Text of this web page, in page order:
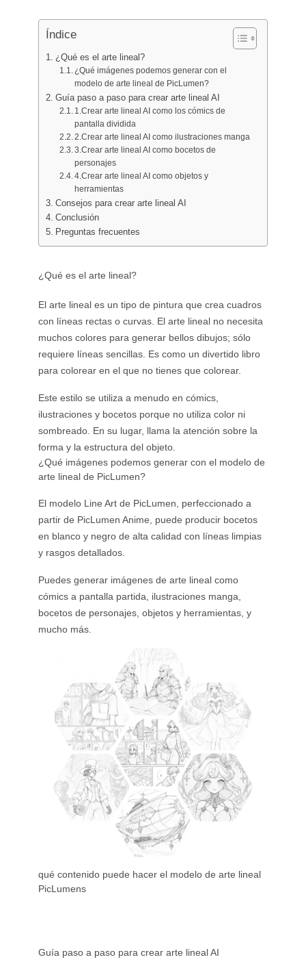
Generador de avatares con IA
Generador de poses con IA
Índice
¿Qué es el arte lineal?
¿Qué imágenes podemos generar con el
modelo de arte lineal de PicLumen?
Guía paso a paso para crear arte lineal AI
1.Crear arte lineal AI como los cómics de
pantalla dividida
2.Crear arte lineal AI como ilustraciones manga
3.Crear arte lineal AI como bocetos de
personajes
4.Crear arte lineal AI como objetos y
herramientas
Consejos para crear arte lineal AI
Conclusión
Preguntas frecuentes
¿Qué es el arte lineal?
El arte lineal es un tipo de pintura que crea cuadros
con líneas rectas o curvas. El arte lineal no necesita
muchos colores para generar bellos dibujos; sólo
requiere líneas sencillas. Es como un divertido libro
para colorear en el que no tienes que colorear.
Este estilo se utiliza a menudo en cómics,
ilustraciones y bocetos porque no utiliza color ni
sombreado. En su lugar, llama la atención sobre la
forma y la estructura del objeto.
¿Qué imágenes podemos generar con el modelo de
arte lineal de PicLumen?
El modelo Line Art de PicLumen, perfeccionado a
partir de PicLumen Anime, puede producir bocetos
en blanco y negro de alta calidad con líneas limpias
y rasgos detallados.
Puedes generar imágenes de arte lineal como
cómics a pantalla partida, ilustraciones manga,
bocetos de personajes, objetos y herramientas, y
mucho más.
qué contenido puede hacer el modelo de arte lineal
PicLumens
Guía paso a paso para crear arte lineal AI